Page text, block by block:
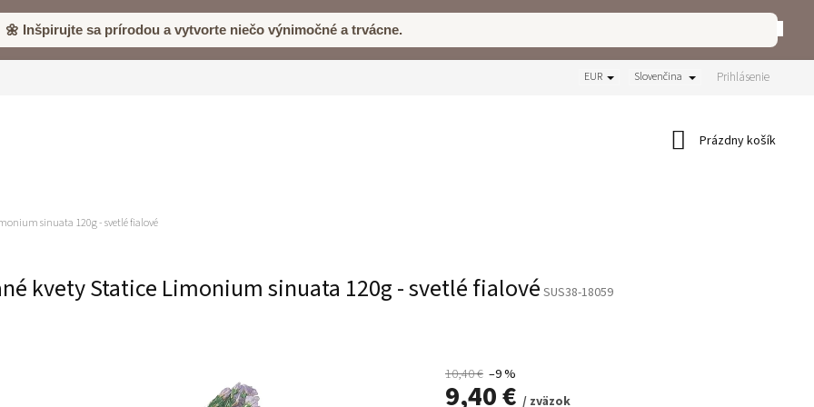
🌼 Inšpirujte sa prírodou a vytvorte niečo výnimočné a trvácne.
EUR Slovenčina Prihlásenie
Nákupný
Prázdny košík
sinuata 120g - svetlé fialové
kvety Statice Limonium sinuata 120g - svetlé fialové SUS38-18059
10,40 € –9 %
9,40 € / zväzok